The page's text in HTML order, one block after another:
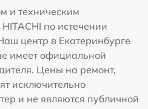
и техническим
по истечении
центр в Екатеринбурге
имеет официальной
Цены на ремонт,
исключительно
и не являются публичной